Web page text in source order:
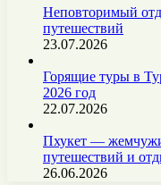
Неповторимый
путешествий
23.07.2026
Горящие туры в
2026 год
22.07.2026
Пхукет —
путешествий и
26.06.2026